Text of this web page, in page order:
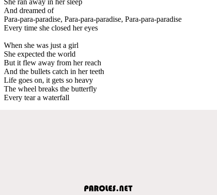
And dreamed of
Para-para-paradise, Para-para-paradise, Para-para-paradise
Every time she closed her eyes
When she was just a girl
She expected the world
But it flew away from her reach
And the bullets catch in her teeth
Life goes on, it gets so heavy
The wheel breaks the butterfly
Every tear a waterfall